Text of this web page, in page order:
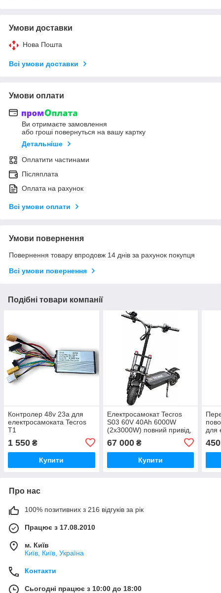
Умови доставки
Нова Пошта
Всі умови доставки
Умови оплати
Ви отримаєте замовлення
або гроші повернуться на вашу картку
Детальніше
Оплатити частинами
Післяплата
Оплата на рахунок
Всі умови оплати
Умови повернення
Повернення товару впродовж 14 днів за рахунок покупця
Всі умови повернення
Подібні товари компанії
Контролер 48v 23a для
електросамоката Tecros
T1
1 550 ₴
Купити
Електросамокат Tecros
S03 60V 40Ah 6000W
(2x3000W) повний привід,
67 000₴
Купити
для
450
Про нас
100% позитивних з 216 відгуків за рік
Працює з 17.08.2010
м. Київ
Київ, Київ, Україна
Контакти
Сьогодні працює з 10:00 до 18:00